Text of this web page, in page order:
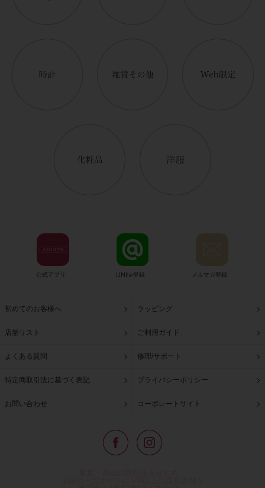
公式アプリ LINE@登録 メルマガ登録
初めてのお客様へ ラッピング
店舗リスト ご利用ガイド
よくある質問 修理/サポート
特定商取引法に基づく表記 プライバシーポリシー
お問い合わせ コーポレートサイト